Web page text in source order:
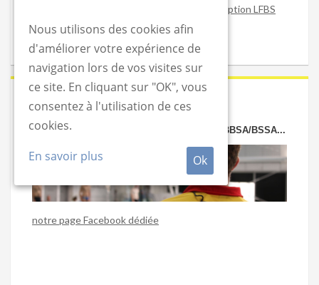
Obtenez un remboursement sur votre inscription LFBS
2020-06-24
VOUS CHERCHEZ OU PROPOSEZ UN JOB BBSA/BSSA...
notre page Facebook dédiée
Nous utilisons des cookies afin
d'améliorer votre expérience de
navigation lors de vos visites sur
ce site. En cliquant sur "OK", vous
consentez à l'utilisation de ces
cookies.
En savoir plus
Ok